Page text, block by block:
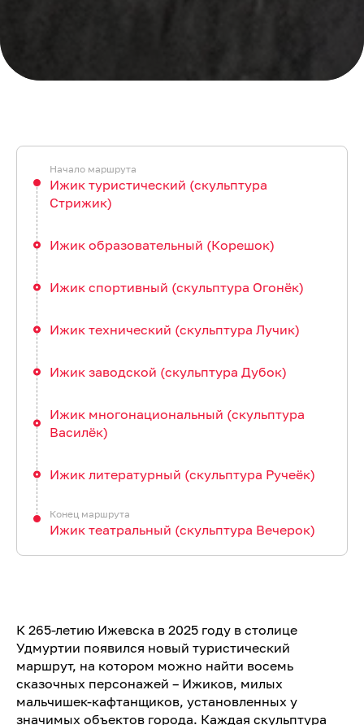
Ижик туристический (скульптура
Стрижик)
Ижик образовательный (Корешок)
Ижик спортивный (скульптура Огонёк)
Ижик технический (скульптура Лучик)
Ижик заводской (скульптура Дубок)
Ижик многонациональный (скульптура
Василёк)
Ижик литературный (скульптура Ручеёк)
Ижик театральный (скульптура Вечерок)
К 265-летию Ижевска в 2025 году в столице
Удмуртии появился новый туристический
маршрут, на котором можно найти восемь
сказочных персонажей – Ижиков, милых
мальчишек-кафтанщиков, установленных у
значимых объектов города. Каждая скульптура